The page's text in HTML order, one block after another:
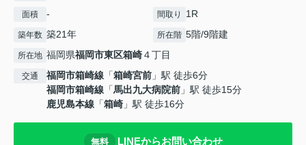
面積 - 間取り 1R
築年数 築21年 所在階 5階/9階建
所在地 福岡県福岡市東区箱崎４丁目
交通 福岡市箱崎線 「箱崎宮前 」駅 徒歩6分
福岡市箱崎線 「馬出九大病院前 」駅 徒歩15分
鹿児島本線 「箱崎 」駅 徒歩16分
無料 LINEからお問い合わせ